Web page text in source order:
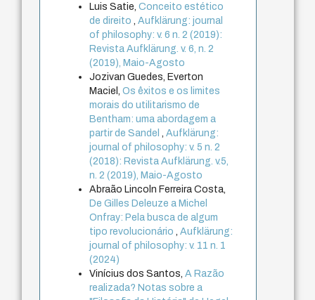
Luis Satie,Conceito estético
de direito
,Aufklärung: journal
of philosophy: v. 6 n. 2 (2019):
Revista Aufklärung. v. 6, n. 2
(2019), Maio-Agosto
Jozivan Guedes, Everton
Maciel,Os êxitos e os limites
morais do utilitarismo de
Bentham: uma abordagem a
partir de Sandel
,Aufklärung:
journal of philosophy: v. 5 n. 2
(2018): Revista Aufklärung. v.5,
n. 2 (2019), Maio-Agosto
Abraão Lincoln Ferreira Costa,
De Gilles Deleuze a Michel
Onfray: Pela busca de algum
tipo revolucionário
,Aufklärung:
journal of philosophy: v. 11 n. 1
(2024)
Vinícius dos Santos,A Razão
realizada? Notas sobre a